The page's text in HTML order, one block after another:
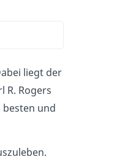
liegt der
R. Rogers
besten und